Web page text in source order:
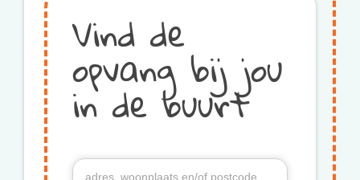
Vind de
opvang bij jou
in de buurt